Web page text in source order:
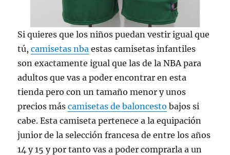
Si quieres que los niños puedan vestir igual que
tú,camisetas nba estas camisetas infantiles
son exactamente igual que las de la NBA para
adultos que vas a poder encontrar en esta
tienda pero con un tamaño menor y unos
precios máscamisetas de baloncesto bajos si
cabe. Esta camiseta pertenece a la equipación
junior de la selección francesa de entre los años
14 y 15 y por tanto vas a poder comprarla a un